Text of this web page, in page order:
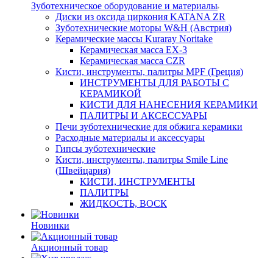
Зуботехническое оборудование и материалы
Диски из оксида циркония KATANA ZR
Зуботехнические моторы W&H (Австрия)
Керамические массы Kuraray Noritake
Керамическая масса EX-3
Керамическая масса CZR
Кисти, инструменты, палитры MPF (Греция)
ИНСТРУМЕНТЫ ДЛЯ РАБОТЫ С
КЕРАМИКОЙ
КИСТИ ДЛЯ НАНЕСЕНИЯ КЕРАМИКИ
ПАЛИТРЫ И АКСЕССУАРЫ
Печи зуботехнические для обжига керамики
Расходные материалы и аксессуары
Гипсы зуботехнические
Кисти, инструменты, палитры Smile Line
(Швейцария)
КИСТИ, ИНСТРУМЕНТЫ
ПАЛИТРЫ
ЖИДКОСТЬ, ВОСК
Новинки
Акционный товар